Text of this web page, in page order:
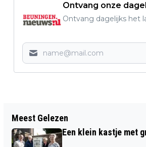
Ontvang onze
Ontvang dagelijks het
GEMEENTERADEN STUREN
OVER FILELEED A50
Meest Gelezen
Een klein kastje met